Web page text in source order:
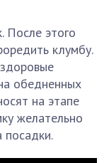
После этого
клумбу.
обедненных
на этапе
желательно
посадки.